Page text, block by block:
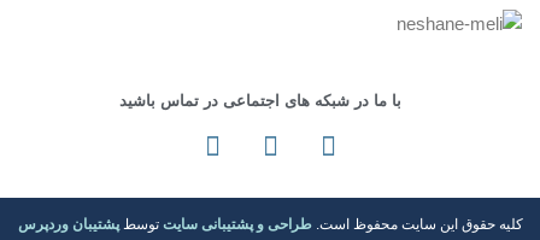
با ما در شبکه های اجتماعی در تماس باشید
کلیه حقوق این سایت محفوظ است.طراحی و پشتیبانی سایت توسطپشتیبان وردپرس